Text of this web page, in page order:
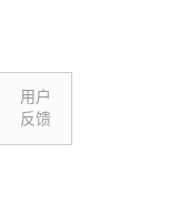
用户
反馈